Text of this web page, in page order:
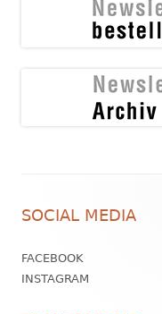
Inhalt
SOCIAL MEDIA
FACEBOOK
INSTAGRAM